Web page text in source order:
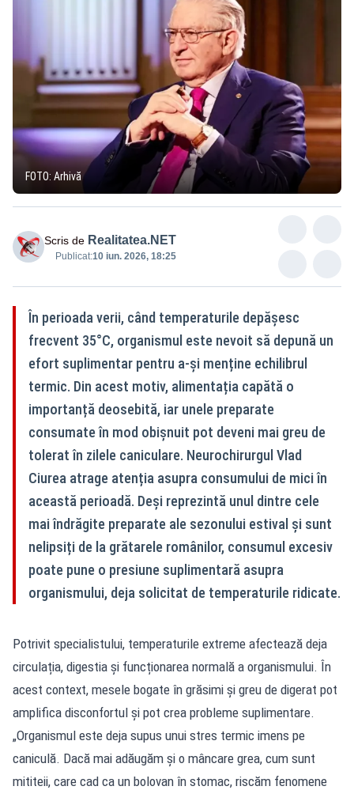
FOTO: Arhivă
Scris de Realitatea.NET
Publicat:10 iun. 2026, 18:25
În perioada verii, când temperaturile depășesc
frecvent 35°C, organismul este nevoit să depună un
efort suplimentar pentru a-și menține echilibrul
termic. Din acest motiv, alimentația capătă o
importanță deosebită, iar unele preparate
consumate în mod obișnuit pot deveni mai greu de
tolerat în zilele caniculare. Neurochirurgul Vlad
Ciurea atrage atenția asupra consumului de mici în
această perioadă. Deși reprezintă unul dintre cele
mai îndrăgite preparate ale sezonului estival și sunt
nelipsiți de la grătarele românilor, consumul excesiv
poate pune o presiune suplimentară asupra
organismului, deja solicitat de temperaturile ridicate.
Potrivit specialistului, temperaturile extreme afectează deja
circulația, digestia și funcționarea normală a organismului. În
acest context, mesele bogate în grăsimi și greu de digerat pot
amplifica disconfortul și pot crea probleme suplimentare.
„Organismul este deja supus unui stres termic imens pe
caniculă. Dacă mai adăugăm și o mâncare grea, cum sunt
mititeii, care cad ca un bolovan în stomac, riscăm fenomene